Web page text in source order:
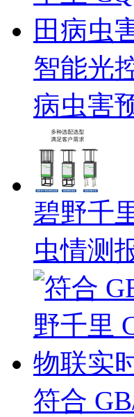
智能光
病虫害
碧野千
虫情测
符合